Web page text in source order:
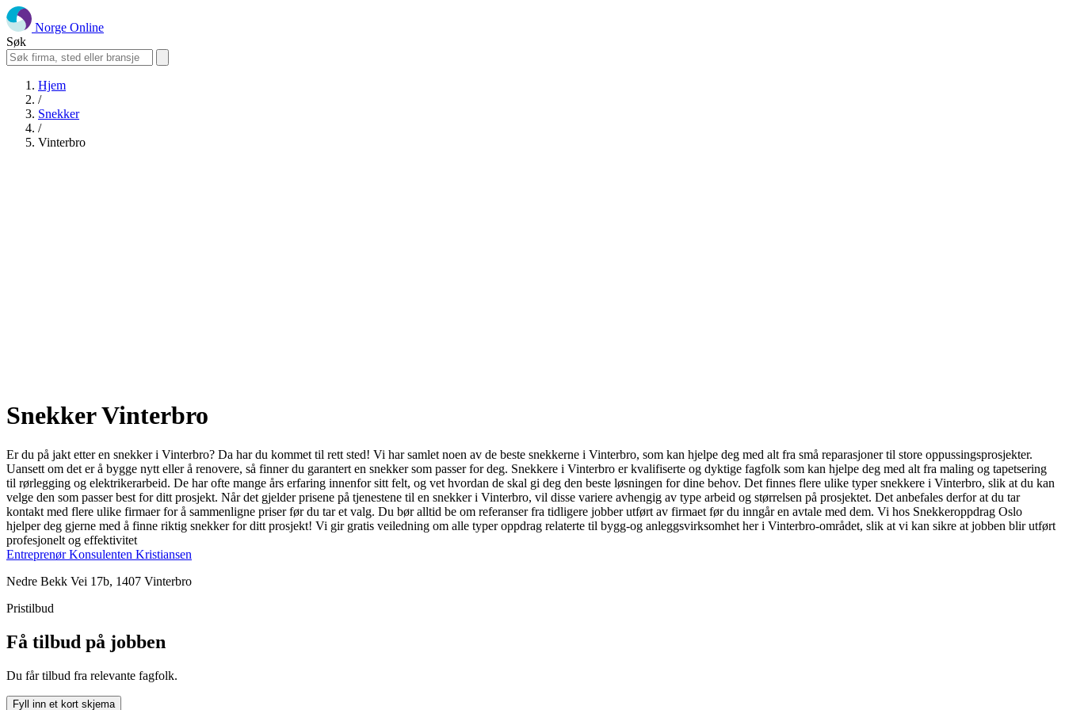
Norge Online
Søk
Hjem
/
Snekker
/
Vinterbro
Snekker Vinterbro
Er du på jakt etter en snekker i Vinterbro? Da har du kommet til rett sted! Vi har samlet noen av de beste snekkerne i Vinterbro, som kan hjelpe deg med alt fra små reparasjoner til store oppussingsprosjekter.
Uansett om det er å bygge nytt eller å renovere, så finner du garantert en snekker som passer for deg. Snekkere i Vinterbro er kvalifiserte og dyktige fagfolk som kan hjelpe deg med alt fra maling og tapetsering
til rørlegging og elektrikerarbeid. De har ofte mange års erfaring innenfor sitt felt, og vet hvordan de skal gi deg den beste løsningen for dine behov. Det finnes flere ulike typer snekkere i Vinterbro, slik at du kan
velge den som passer best for ditt prosjekt. Når det gjelder prisene på tjenestene til en snekker i Vinterbro, vil disse variere avhengig av type arbeid og størrelsen på prosjektet. Det anbefales derfor at du tar
kontakt med flere ulike firmaer for å sammenligne priser før du tar et valg. Du bør alltid be om referanser fra tidligere jobber utført av firmaet før du inngår en avtale med dem. Vi hos Snekkeroppdrag Oslo
hjelper deg gjerne med å finne riktig snekker for ditt prosjekt! Vi gir gratis veiledning om alle typer oppdrag relaterte til bygg-og anleggsvirksomhet her i Vinterbro-området, slik at vi kan sikre at jobben blir utført
profesjonelt og effektivitet
Entreprenør Konsulenten Kristiansen
Nedre Bekk Vei 17b, 1407 Vinterbro
Pristilbud
Få tilbud på jobben
Du får tilbud fra relevante fagfolk.
Fyll inn et kort skjema